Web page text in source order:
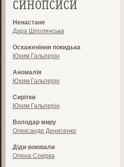
СИНОПСИСИ
Ненастане
Дара Шполянська
Оскаженіння покидька
Юхим Гальперін
Аномалія
Юхим Гальперін
Сирітки
Юхим Гальперін
Володар миру
Олександр Денисенко
Діди воювали
Олена Сокірка